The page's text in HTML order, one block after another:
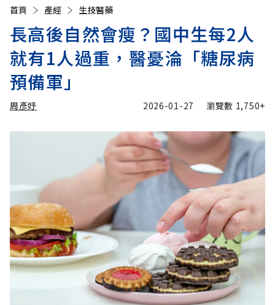
首頁 產經 生技醫藥
長高後自然會瘦？國中生每2人
就有1人過重，醫憂淪「糖尿病
預備軍」
周彥妤 2026-01-27 瀏覽數 1,750+